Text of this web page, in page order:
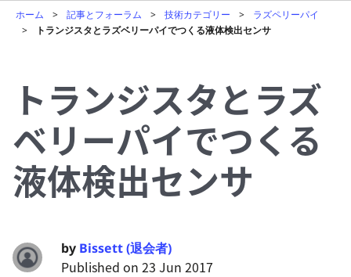
ホーム 記事とフォーラム 技術カテゴリー
ラズペリーパイ
トランジスタとラズベリーパイでつくる液体検出センサ
トランジスタとラズ
ベリーパイでつくる
液体検出センサ
by Bissett (退会者)
Published on 23 Jun 2017